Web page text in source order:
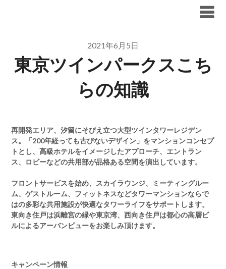
2021年6月5日
東京ツインパークスこち
らの知識
再開発エリア、汐留にそびえ立つ大型ツインタワーレジデン
ス。「200年経っても古びないデザイン」をマンションコンセプ
トとし、高級ホテルをイメージしたアプローチ、エントラン
ス、ロビーなどの共用部が品格ある空間を演出しています。
フロントサービスを始め、スカイラウンジ、ミーティングルー
ム、ゲストルーム、フィットネスなどタワーマンションならで
はの多彩な共用施設が快適なタワーライフをサポートします。
東向き住戸は浜離宮の緑や東京湾、西向き住戸は都心の高層ビ
ルによるアーバンビューをお楽しみ頂けます。
キャンペーン情報